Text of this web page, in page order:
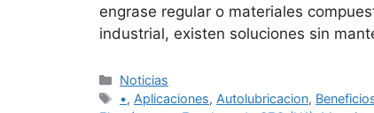
engrase regular o materiales
industrial, existen soluciones sin
Categorías
Noticias
Etiquetas
•, Aplicaciones, Autolubricacion,